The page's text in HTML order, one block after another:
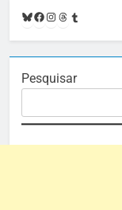
Bluesky
Facebook
Instagram
Threads
Pesquisar